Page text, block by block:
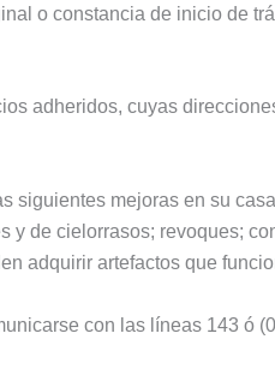
o constancia de inicio de
adheridos, cuyas
siguientes mejoras en su
y de cielorrasos; revoques;
adquirir artefactos que
con las líneas 143 ó